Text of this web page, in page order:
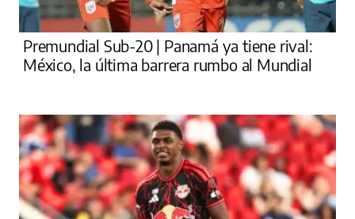
Premundial Sub-20 | Panamá ya tiene rival:
México, la última barrera rumbo al Mundial